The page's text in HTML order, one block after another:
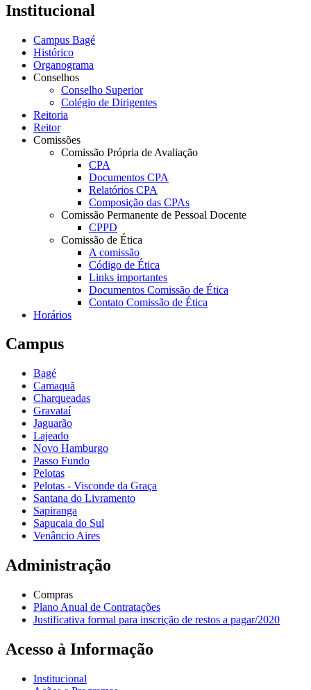
Institucional
Campus Bagé
Histórico
Organograma
Conselhos
Conselho Superior
Colégio de Dirigentes
Reitoria
Reitor
Comissões
Comissão Própria de Avaliação
CPA
Documentos CPA
Relatórios CPA
Composição das CPAs
Comissão Permanente de Pessoal Docente
CPPD
Comissão de Ética
A comissão
Código de Ética
Links importantes
Documentos Comissão de Ética
Contato Comissão de Ética
Horários
Campus
Bagé
Camaquã
Charqueadas
Gravataí
Jaguarão
Lajeado
Novo Hamburgo
Passo Fundo
Pelotas
Pelotas - Visconde da Graça
Santana do Livramento
Sapiranga
Sapucaia do Sul
Venâncio Aires
Administração
Compras
Plano Anual de Contratações
Justificativa formal para inscrição de restos a pagar/2020
Acesso à Informação
Institucional